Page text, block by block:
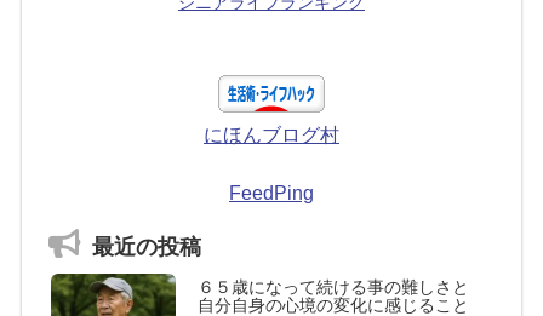
にほんブログ村
FeedPing
最近の投稿
６５歳になって続ける事の難しさと
自分自身の心境の変化に感じること